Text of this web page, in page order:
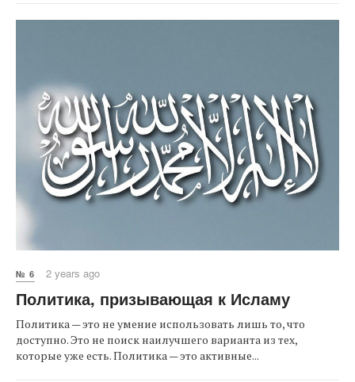
№ 6 2 years ago
Политика, призывающая к Исламу
Политика — это не умение использовать лишь то, что
доступно. Это не поиск наилучшего варианта из тех,
которые уже есть. Политика — это активные...